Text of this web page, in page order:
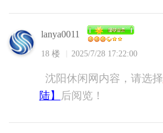
lanya0011
18 楼 2025/7/28 17:22:00
沈阳休闲网内容，请选择
陆】
后阅览！